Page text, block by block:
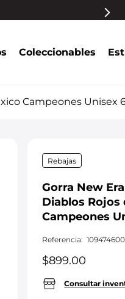
Coleccionables
Campeones Unisex
Rebajas
Gorra New
Diablos Rojos
Campeones
Referencia:
$899.00
Consultar